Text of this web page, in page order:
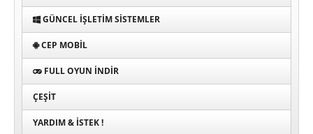
GÜNCEL İŞLETIM SISTEMLER
CEP MOBIL
FULL OYUN İNDIR
ÇEŞIT
YARDIM & İSTEK !